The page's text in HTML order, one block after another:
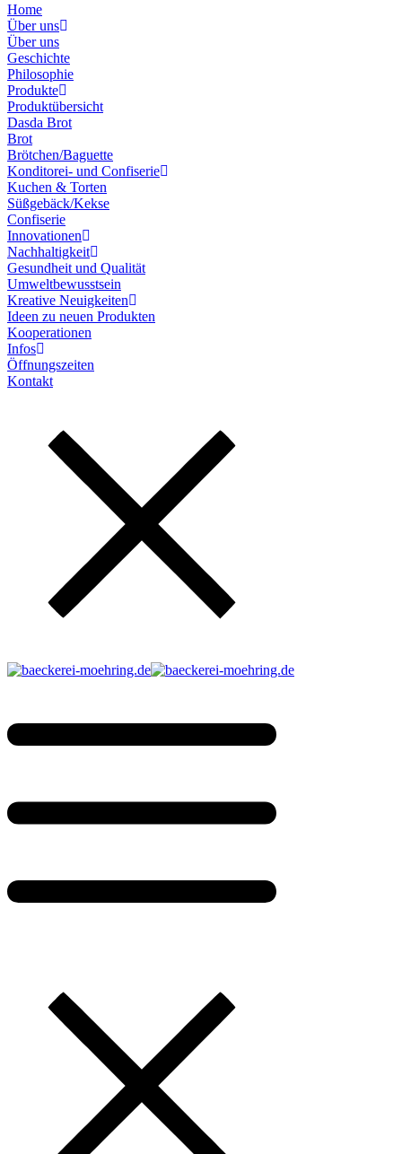
Home
Über uns
Über uns
Geschichte
Philosophie
Produkte
Produktübersicht
Dasda Brot
Brot
Brötchen/Baguette
Konditorei- und Confiserie
Kuchen & Torten
Süßgebäck/Kekse
Confiserie
Innovationen
Nachhaltigkeit
Gesundheit und Qualität
Umweltbewusstsein
Kreative Neuigkeiten
Ideen zu neuen Produkten
Kooperationen
Infos
Öffnungszeiten
Kontakt